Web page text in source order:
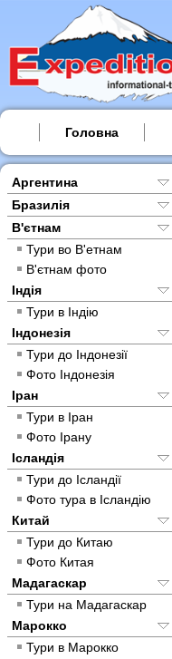
Головна
Аргентина
Бразилія
В'єтнам
Тури во В'етнам
В'єтнам фото
Індія
Тури в Індію
Індонезія
Тури до Індонезії
Фото Індонезія
Іран
Тури в Іран
Фото Ірану
Ісландія
Тури до Ісландії
Фото тура в Ісландію
Китай
Тури до Китаю
Фото Китая
Мадагаскар
Тури на Мадагаскар
Марокко
Тури в Марокко